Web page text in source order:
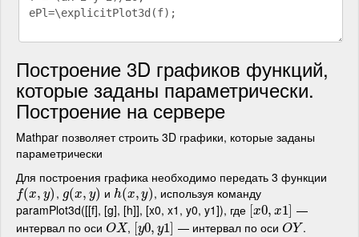
Построение 3D графиков функций,
которые заданы параметрически.
Построение на сервере
Mathpar позволяет строить 3D графики, которые заданы
параметрически
Для построения графика необходимо передать 3 функции
f(x, y)
f(x,y) , g(x, y)
g(x,y ) и h(x, y)
h(x,y)
, используя команду
paramPlot3d([[f], [g], [h]], [x0, x1, y0, y1]), где x0, x1]
x0,x 1]
—
интервал по оси OX
OX , [y0, y1]
[y0,y1] — интервал по оси OY
OY .